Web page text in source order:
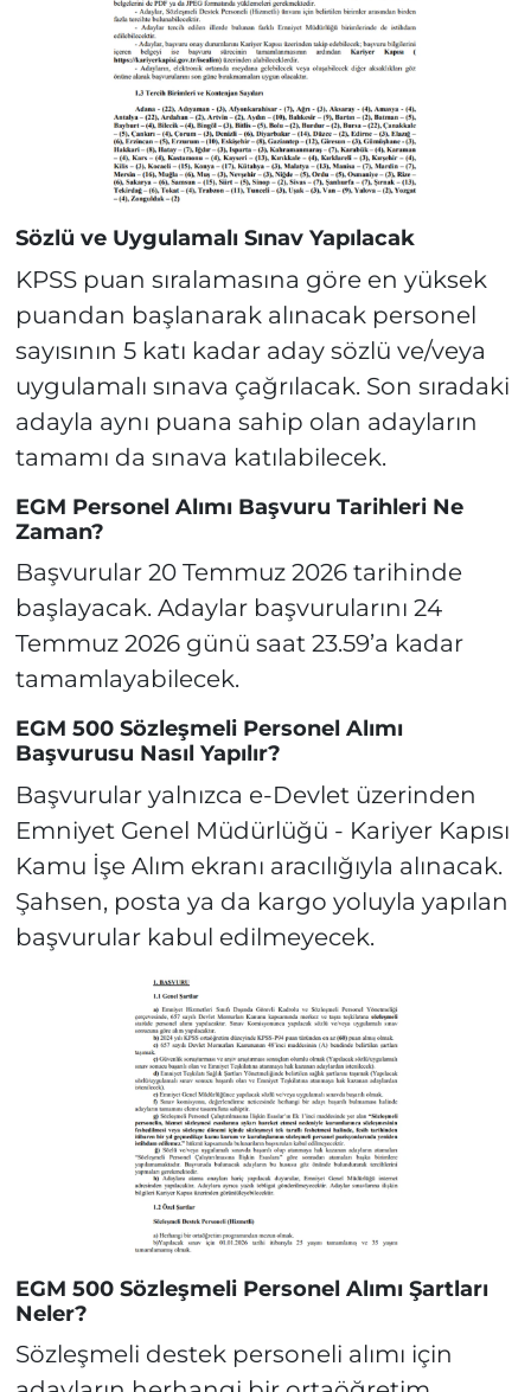
Sözlü ve Uygulamalı Sınav Yapılacak
KPSS puan sıralamasına göre en yüksek
puandan başlanarak alınacak personel
sayısının 5 katı kadar aday sözlü ve/veya
uygulamalı sınava çağrılacak. Son sıradaki
adayla aynı puana sahip olan adayların
tamamı da sınava katılabilecek.
EGM Personel Alımı Başvuru Tarihleri Ne
Zaman?
Başvurular 20 Temmuz 2026 tarihinde
başlayacak. Adaylar başvurularını 24
Temmuz 2026 günü saat 23.59’a kadar
tamamlayabilecek.
EGM 500 Sözleşmeli Personel Alımı
Başvurusu Nasıl Yapılır?
Başvurular yalnızca e-Devlet üzerinden
Emniyet Genel Müdürlüğü - Kariyer Kapısı
Kamu İşe Alım ekranı aracılığıyla alınacak.
Şahsen, posta ya da kargo yoluyla yapılan
başvurular kabul edilmeyecek.
EGM 500 Sözleşmeli Personel Alımı Şartları
Neler?
Sözleşmeli destek personeli alımı için